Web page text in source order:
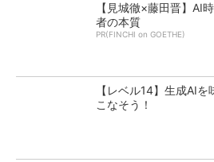
【見城徹×藤田晋】AI
者の本質
PR(FINCHI on GOETHE)
【レベル14】生成AI
こなそう！